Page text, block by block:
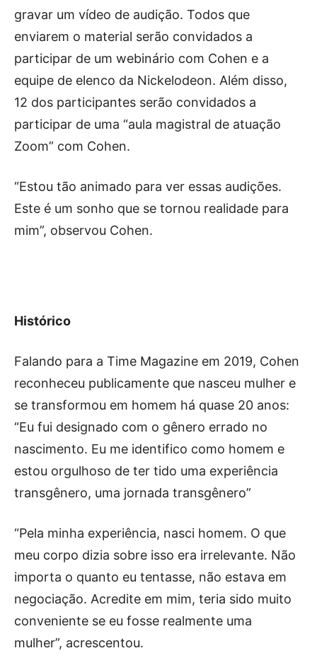
gravar um vídeo de audição. Todos que
enviarem o material serão convidados a
participar de um webinário com Cohen e a
equipe de elenco da Nickelodeon. Além disso,
12 dos participantes serão convidados a
participar de uma “aula magistral de atuação
Zoom” com Cohen.
“Estou tão animado para ver essas audições.
Este é um sonho que se tornou realidade para
mim”, observou Cohen.
Histórico
Falando para a Time Magazine em 2019, Cohen
reconheceu publicamente que nasceu mulher e
se transformou em homem há quase 20 anos:
“Eu fui designado com o gênero errado no
nascimento. Eu me identifico como homem e
estou orgulhoso de ter tido uma experiência
transgênero, uma jornada transgênero”
“Pela minha experiência, nasci homem. O que
meu corpo dizia sobre isso era irrelevante. Não
importa o quanto eu tentasse, não estava em
negociação. Acredite em mim, teria sido muito
conveniente se eu fosse realmente uma
mulher”, acrescentou.